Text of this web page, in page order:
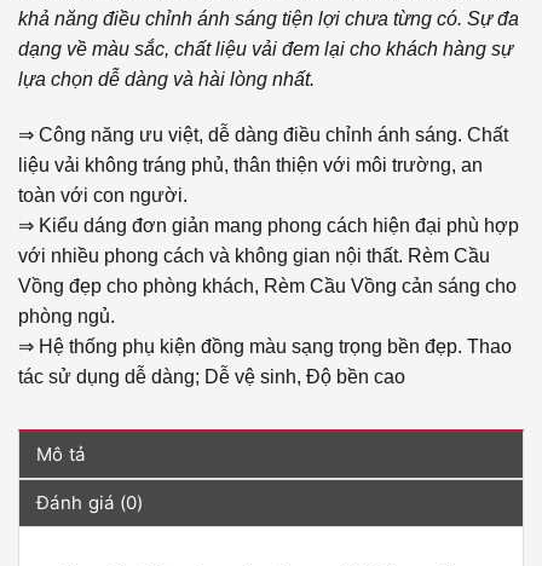
khả năng điều chỉnh ánh sáng tiện lợi chưa từng có. Sự đa
dạng về màu sắc, chất liệu vải đem lại cho khách hàng sự
lựa chọn dễ dàng và hài lòng nhất.
⇒ Công năng ưu việt, dễ dàng điều chỉnh ánh sáng. Chất
liệu vải không tráng phủ, thân thiện với môi trường, an
toàn với con người.
⇒ Kiểu dáng đơn giản mang phong cách hiện đại phù hợp
với nhiều phong cách và không gian nội thất. Rèm Cầu
Vồng đẹp cho phòng khách, Rèm Cầu Vồng cản sáng cho
phòng ngủ.
⇒ Hệ thống phụ kiện đồng màu sạng trọng bền đẹp. Thao
tác sử dụng dễ dàng; Dễ vệ sinh, Độ bền cao
Mô tả
Đánh giá (0)